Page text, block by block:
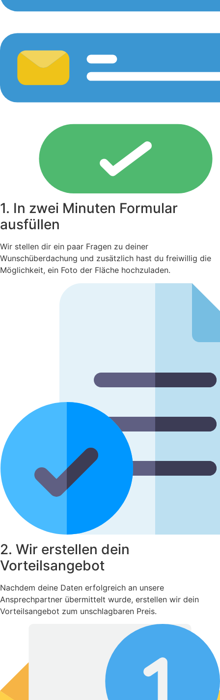
1. In zwei Minuten Formular
ausfüllen
Wir stellen dir ein paar Fragen zu deiner
Wunschüberdachung und zusätzlich hast du freiwillig die
Möglichkeit, ein Foto der Fläche hochzuladen.
2. Wir erstellen dein
Vorteilsangebot
Nachdem deine Daten erfolgreich an unsere
Ansprechpartner übermittelt wurde, erstellen wir dein
Vorteilsangebot zum unschlagbaren Preis.